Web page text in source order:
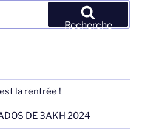
Recherche
la rentrée !
DE 3AKH 2024